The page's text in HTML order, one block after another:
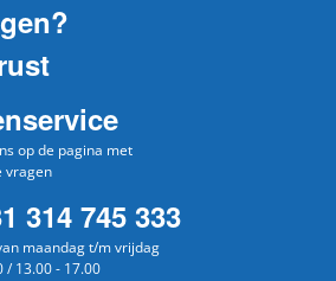
op de pagina met
vragen
314 745 333
maandag t/m vrijdag
/ 13.00 - 17.00